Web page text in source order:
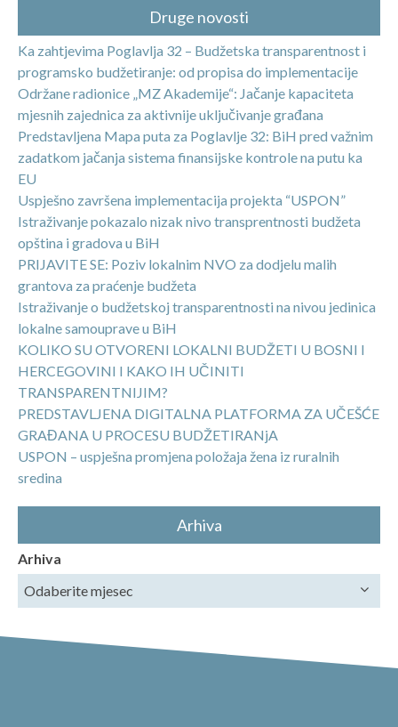
Druge novosti
Ka zahtjevima Poglavlja 32 – Budžetska transparentnost i
programsko budžetiranje: od propisa do implementacije
Održane radionice „MZ Akademije“: Jačanje kapaciteta
mjesnih zajednica za aktivnije uključivanje građana
Predstavljena Mapa puta za Poglavlje 32: BiH pred važnim
zadatkom jačanja sistema finansijske kontrole na putu ka
EU
Uspješno završena implementacija projekta “USPON”
Istraživanje pokazalo nizak nivo transprentnosti budžeta
opština i gradova u BiH
PRIJAVITE SE: Poziv lokalnim NVO za dodjelu malih
grantova za praćenje budžeta
Istraživanje o budžetskoj transparentnosti na nivou jedinica
lokalne samouprave u BiH
KOLIKO SU OTVORENI LOKALNI BUDŽETI U BOSNI I
HERCEGOVINI I KAKO IH UČINITI
TRANSPARENTNIJIM?
PREDSTAVLJENA DIGITALNA PLATFORMA ZA UČEŠĆE
GRAĐANA U PROCESU BUDŽETIRANjA
USPON – uspješna promjena položaja žena iz ruralnih
sredina
Arhiva
Arhiva